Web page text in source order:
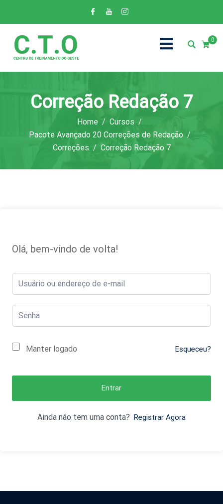
0
Correção Redação 7
Home
Cursos
Pacote Avançado 20 Correções de Redação
Correções
Correção Redação 7
Olá, bem-vindo de volta!
Manter logado Esqueceu?
Entrar
Ainda não tem uma conta? Registrar Agora